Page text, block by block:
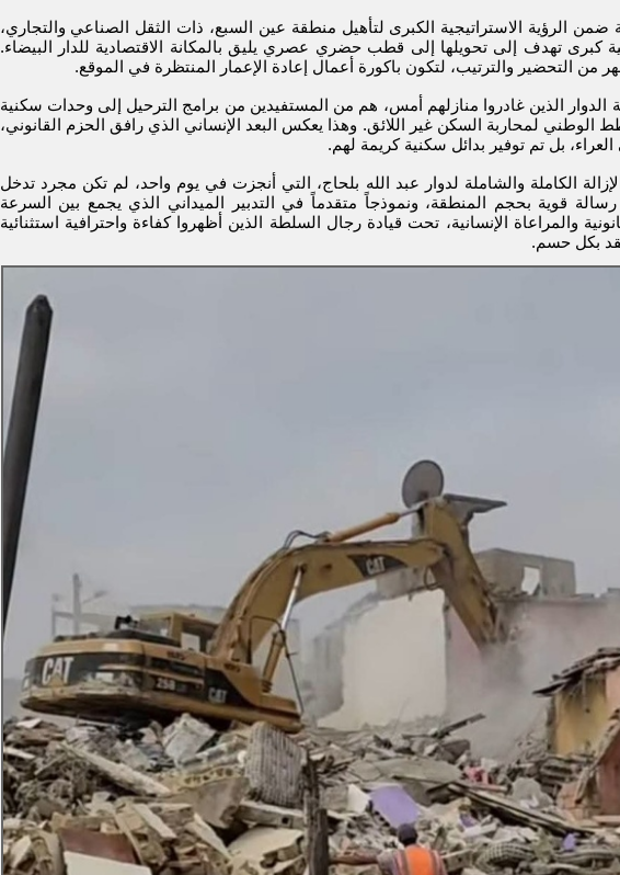
ضمن الرؤية الاستراتيجية الكبرى لتأهيل منطقة عين السبع، ذات الثقل الصناعي والتجاري،
كبرى تهدف إلى تحويلها إلى قطب حضري عصري يليق بالمكانة الاقتصادية للدار البيضاء.
من التحضير والترتيب، لتكون باكورة أعمال إعادة الإعمار المنتظرة في الموقع.
الدوار الذين غادروا منازلهم أمس، هم من المستفيدين من برامج الترحيل إلى وحدات سكنية
الوطني لمحاربة السكن غير اللائق. وهذا يعكس البعد الإنساني الذي رافق الحزم القانوني،
بل تم توفير بدائل سكنية كريمة لهم.
الكاملة والشاملة لدوار عبد الله بلحاج، التي أنجزت في يوم واحد، لم تكن مجرد تدخل
قوية بحجم المنطقة، ونموذجاً متقدماً في التدبير الميداني الذي يجمع بين السرعة
والمراعاة الإنسانية، تحت قيادة رجال السلطة الذين أظهروا كفاءة واحترافية استثنائية
بكل حسم.